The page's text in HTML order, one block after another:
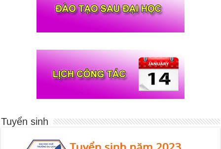
Tuyển sinh